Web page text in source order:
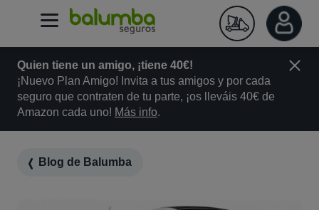
Quien tiene un amigo, ¡tiene 40€!
¡Nuevo Plan Amigo! Invita a tus amigos y por cada
seguro que contraten de tu parte, ¡os lleváis 40€ de
Amazon cada uno! Más info.
Blog de Balumba